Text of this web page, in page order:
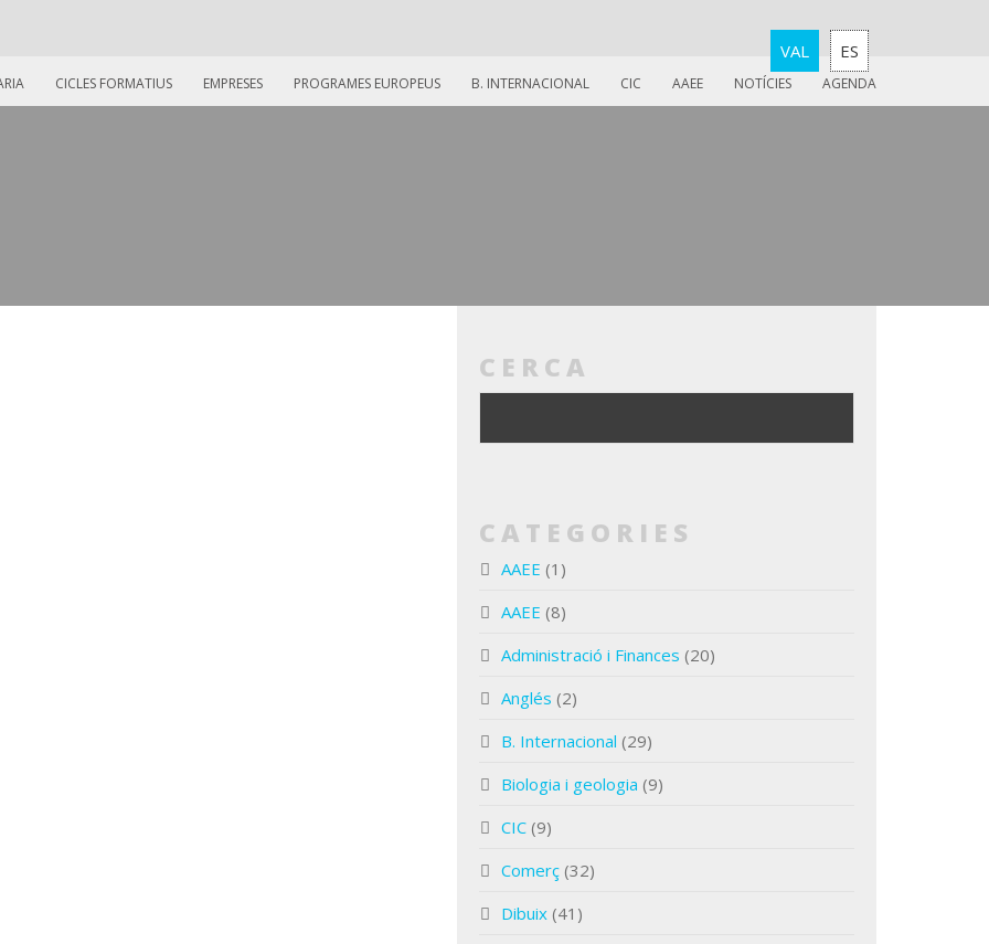
VAL ES
CICLES FORMATIUS EMPRESES PROGRAMES EUROPEUS B. INTERNACIONAL CIC AAEE NOTÍCIES AGENDA
CERCA
CATEGORIES
AAEE (1)
AAEE (8)
Administració i Finances (20)
Anglés (2)
B. Internacional (29)
Biologia i geologia (9)
CIC (9)
Comerç (32)
Dibuix (41)